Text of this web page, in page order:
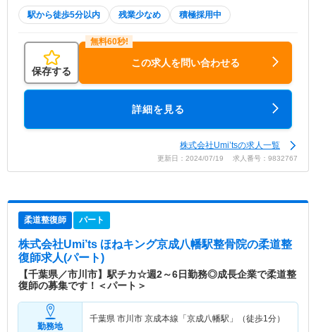
駅から徒歩5分以内 残業少なめ 積極採用中
保存する
この求人を問い合わせる
詳細を見る
株式会社Umi’tsの求人一覧
更新日：2024/07/19 求人番号：9832767
柔道整復師 パート
株式会社Umi’ts ほねキング京成八幡駅整骨院の柔道整
復師求人(パート)
【千葉県／市川市】駅チカ☆週2～6日勤務◎成長企業で柔道整
復師の募集です！＜パート＞
勤務地
千葉県 市川市 京成本線「京成八幡駅」（徒歩1分）